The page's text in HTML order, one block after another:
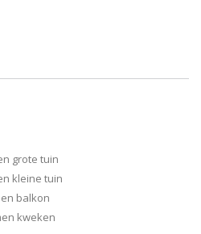
grote tuin
kleine tuin
balkon
kweken